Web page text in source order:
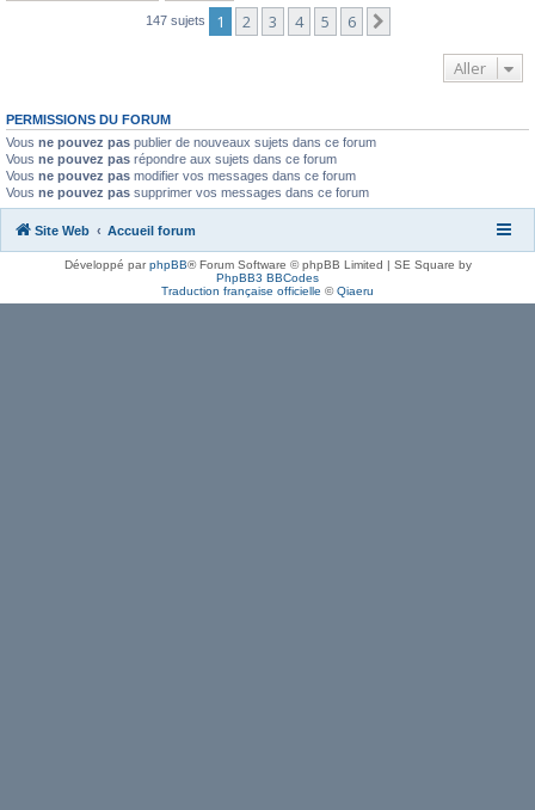
147 sujets 1 2 3 4 5 6
Aller
PERMISSIONS DU FORUM
Vous ne pouvez pas publier de nouveaux sujets dans ce forum
Vous ne pouvez pas répondre aux sujets dans ce forum
Vous ne pouvez pas modifier vos messages dans ce forum
Vous ne pouvez pas supprimer vos messages dans ce forum
Site Web Accueil forum
Développé parphpBB® Forum Software © phpBB Limited | SE Square by
PhpBB3 BBCodes
Traduction française officielle ©Qiaeru